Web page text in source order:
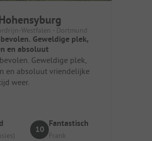
Westfalen - Dortmund
Geweldige plek,
en absoluut
Geweldige plek,
en absoluut vriendelijke
weer.
10
Fantastisch
Frank